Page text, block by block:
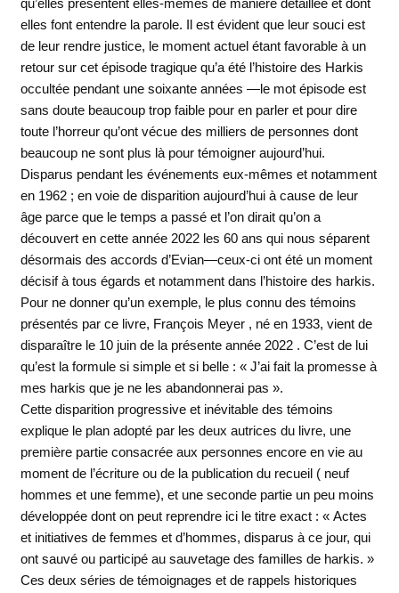
elles font entendre la parole. Il est évident que leur souci est
de leur rendre justice, le moment actuel étant favorable à un
retour sur cet épisode tragique qu’a été l’histoire des Harkis
occultée pendant une soixante années —le mot épisode est
sans doute beaucoup trop faible pour en parler et pour dire
toute l’horreur qu’ont vécue des milliers de personnes dont
beaucoup ne sont plus là pour témoigner aujourd’hui.
Disparus pendant les événements eux-mêmes et notamment
en 1962 ; en voie de disparition aujourd’hui à cause de leur
âge parce que le temps a passé et l’on dirait qu’on a
découvert en cette année 2022 les 60 ans qui nous séparent
désormais des accords d’Evian—ceux-ci ont été un moment
décisif à tous égards et notamment dans l’histoire des harkis.
Pour ne donner qu’un exemple, le plus connu des témoins
présentés par ce livre, François Meyer , né en 1933, vient de
disparaître le 10 juin de la présente année 2022 . C’est de lui
qu’est la formule si simple et si belle : « J’ai fait la promesse à
mes harkis que je ne les abandonnerai pas ».
Cette disparition progressive et inévitable des témoins
explique le plan adopté par les deux autrices du livre, une
première partie consacrée aux personnes encore en vie au
moment de l’écriture ou de la publication du recueil ( neuf
hommes et une femme), et une seconde partie un peu moins
développée dont on peut reprendre ici le titre exact : « Actes
et initiatives de femmes et d’hommes, disparus à ce jour, qui
ont sauvé ou participé au sauvetage des familles de harkis. »
Ces deux séries de témoignages et de rappels historiques